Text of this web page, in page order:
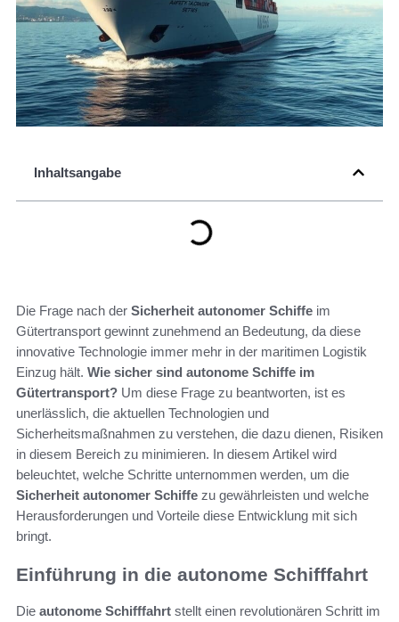
Inhaltsangabe
Die Frage nach der Sicherheit autonomer Schiffe im
Gütertransport gewinnt zunehmend an Bedeutung, da diese
innovative Technologie immer mehr in der maritimen Logistik
Einzug hält. Wie sicher sind autonome Schiffe im
Gütertransport? Um diese Frage zu beantworten, ist es
unerlässlich, die aktuellen Technologien und
Sicherheitsmaßnahmen zu verstehen, die dazu dienen, Risiken
in diesem Bereich zu minimieren. In diesem Artikel wird
beleuchtet, welche Schritte unternommen werden, um die
Sicherheit autonomer Schiffe zu gewährleisten und welche
Herausforderungen und Vorteile diese Entwicklung mit sich
bringt.
Einführung in die autonome Schifffahrt
Die autonome Schifffahrt stellt einen revolutionären Schritt im